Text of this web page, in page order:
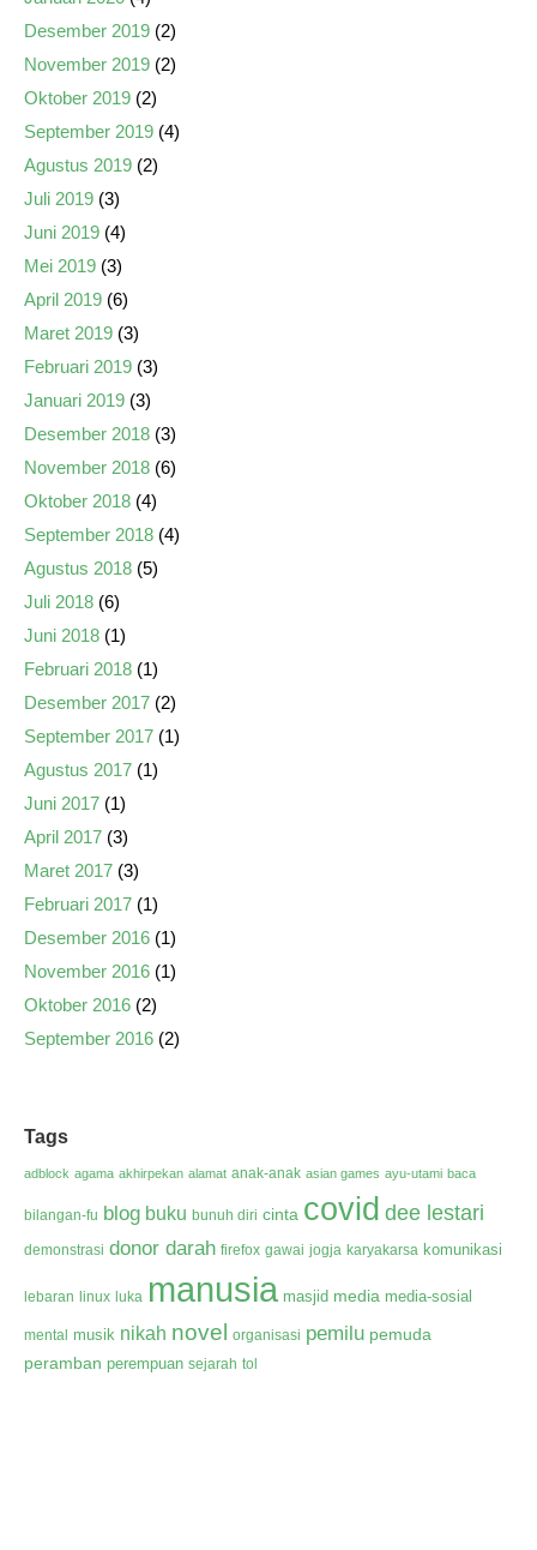
Desember 2019 (2)
November 2019 (2)
Oktober 2019 (2)
September 2019 (4)
Agustus 2019 (2)
Juli 2019 (3)
Juni 2019 (4)
Mei 2019 (3)
April 2019 (6)
Maret 2019 (3)
Februari 2019 (3)
Januari 2019 (3)
Desember 2018 (3)
November 2018 (6)
Oktober 2018 (4)
September 2018 (4)
Agustus 2018 (5)
Juli 2018 (6)
Juni 2018 (1)
Februari 2018 (1)
Desember 2017 (2)
September 2017 (1)
Agustus 2017 (1)
Juni 2017 (1)
April 2017 (3)
Maret 2017 (3)
Februari 2017 (1)
Desember 2016 (1)
November 2016 (1)
Oktober 2016 (2)
September 2016 (2)
Tags
adblock agama akhirpekan alamat anak-anak asian games ayu-utami baca
bilangan-fu blog buku bunuh diri cinta covid dee lestari
demonstrasi donor darah firefox gawai jogja karyakarsa komunikasi
lebaran linux luka manusia masjid media media-sosial
mental musik nikah novel organisasi pemilu pemuda
peramban perempuan sejarah tol